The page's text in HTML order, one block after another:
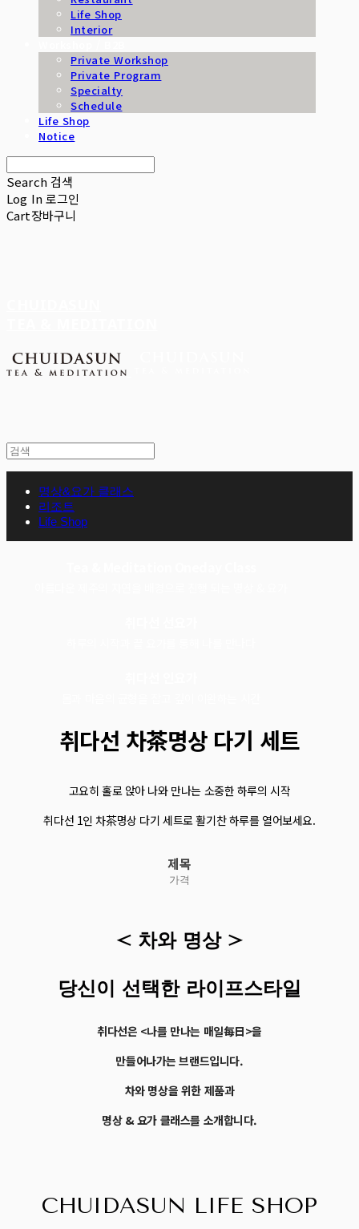
Life Shop
Interior
Private Workshop
Private Program
Specialty
Schedule
Life Shop
Notice
Search 검색
Log In로그인
Cart장바구니
명상&요가 클래스
리조트
Life Shop
취다선 차茶명상 다기 세트
고요히 홀로 앉아 나와 만나는 소중한 하루의 시작
취다선 1인 차茶명상 다기 세트로 활기찬 하루를 열어보세요.
제목
가격
< 차와 명상 >
당신이 선택한 라이프스타일
취다선은 <나를 만나는 매일每日>을
만들어나가는 브랜드입니다.
차와 명상을 위한 제품과
명상 & 요가 클래스를 소개합니다.
CHUIDASUN LIFE SHOP